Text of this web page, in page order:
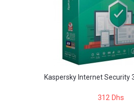
Kaspersky Internet Security 3
312 Dhs